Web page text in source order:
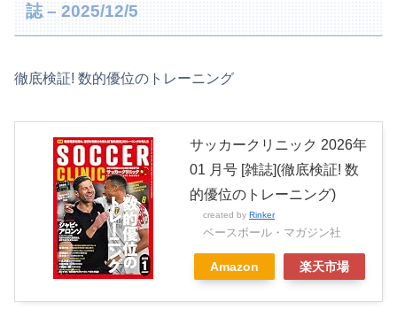
誌 – 2025/12/5
徹底検証! 数的優位のトレーニング
サッカークリニック 2026年
01 月号 [雑誌](徹底検証! 数
的優位のトレーニング)
created by Rinker
ベースボール・マガジン社
Amazon 楽天市場